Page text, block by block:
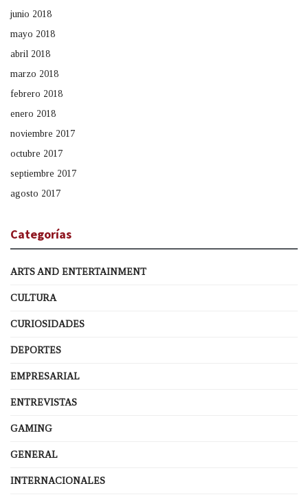
junio 2018
mayo 2018
abril 2018
marzo 2018
febrero 2018
enero 2018
noviembre 2017
octubre 2017
septiembre 2017
agosto 2017
Categorías
ARTS AND ENTERTAINMENT
CULTURA
CURIOSIDADES
DEPORTES
EMPRESARIAL
ENTREVISTAS
GAMING
GENERAL
INTERNACIONALES